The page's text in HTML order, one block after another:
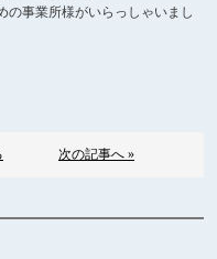
の事業所様がいらっしゃいまし
次の記事へ »